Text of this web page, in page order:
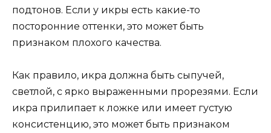
подтонов. Если у икры есть какие-то
посторонние оттенки, это может быть
признаком плохого качества.
Как правило, икра должна быть сыпучей,
светлой, с ярко выраженными прорезями. Если
икра прилипает к ложке или имеет густую
консистенцию, это может быть признаком